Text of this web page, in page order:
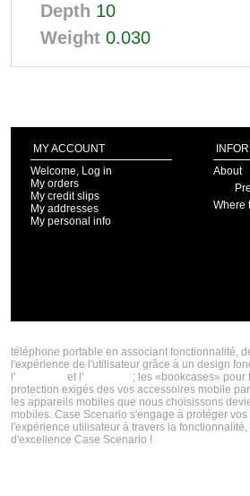
Depth 10
Weight 0.030
MY ACCOUNT
Welcome, Log in
My orders
My credit slips
My addresses
My personal info
About
Where
téléphone portable en associant fonctionnalité,
l'expérience de l'utilisateur grâce à un design
l'
et l' ; les «bookcases» pour
protection exigés des vos accessoires mobile
les appareils mobiles que nous choisissons
mobiles. Case Scenario s'engage à protéger
l'expérience utilisateur à travers la
d'excellence Case Scenario !